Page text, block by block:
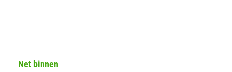
Net binnen